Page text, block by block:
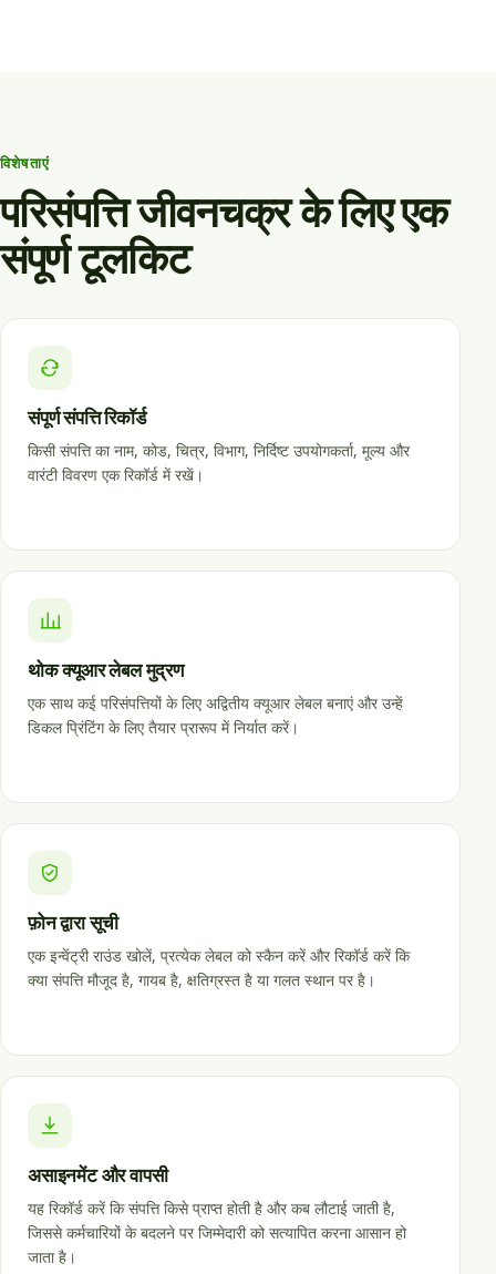
विशेषताएं
परिसंपत्ति जीवनचक्र के लिए एक
संपूर्ण टूलकिट
संपूर्ण संपत्ति रिकॉर्ड
किसी संपत्ति का नाम, कोड, चित्र, विभाग, निर्दिष्ट उपयोगकर्ता, मूल्य और
वारंटी विवरण एक रिकॉर्ड में रखें।
थोक क्यूआर लेबल मुद्रण
एक साथ कई परिसंपत्तियों के लिए अद्वितीय क्यूआर लेबल बनाएं और उन्हें
डिकल प्रिंटिंग के लिए तैयार प्रारूप में निर्यात करें।
फ़ोन द्वारा सूची
एक इन्वेंट्री राउंड खोलें, प्रत्येक लेबल को स्कैन करें और रिकॉर्ड करें कि
क्या संपत्ति मौजूद है, गायब है, क्षतिग्रस्त है या गलत स्थान पर है।
असाइनमेंट और वापसी
यह रिकॉर्ड करें कि संपत्ति किसे प्राप्त होती है और कब लौटाई जाती है,
जिससे कर्मचारियों के बदलने पर जिम्मेदारी को सत्यापित करना आसान हो
जाता है।